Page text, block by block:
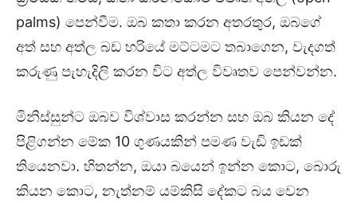
palms) පෙන්වීම. ඔබ කතා කරන අතරතුර, ඔබගේ
අත් සහ අත්ල බඩ හරියේ මට්ටමට තබාගෙන, වැදගත්
කරුණු පැහැදිලි කරන විට අත්ල විවෘතව පෙන්වන්න.
මිනිස්සුන්ට ඔබව විශ්වාස කරන්න සහ ඔබ කියන දේ
පිළිගන්න මේක 10 ගුණයකින් පමණ වැඩි ඉඩක්
තියෙනවා. හිතන්න, ඔයා බයෙන් ඉන්න කොට, බොරු
කියන කොට, නැත්නම් යම්කිසි දේකට බය වෙන